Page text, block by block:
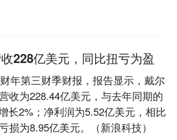
228亿美元，同比扭亏为盈
年第三财季财报，报告显示，戴尔
收为228.44亿美元，与去年同期的
长2%；净利润为5.52亿美元，相比
损为8.95亿美元。（新浪科技）